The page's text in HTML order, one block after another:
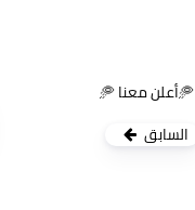
🥏أعلن معنا 🥏
السابق